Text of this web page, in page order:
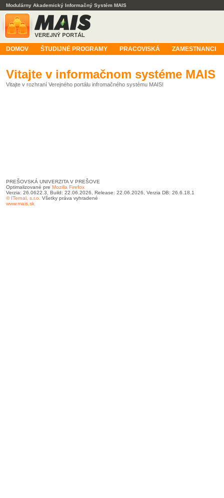
Modulárny Akademický Informačný Systém MAIS
DOMOV ŠTUDIJNÉ PROGRAMY PRACOVISKÁ ZAMESTNANCI
Vitajte v informačnom systéme MAIS
Vitajte v rozhraní Verejného portálu infromačného systému MAIS!
PREŠOVSKÁ UNIVERZITA V PREŠOVE
Optimalizované pre Mozilla Firefox
Verzia: 26.0622.3, Build: 22.06.2026, Release: 22.06.2026, Verzia DB: 26.6.18.1
© ITernal, s.r.o. Všetky práva vyhradené
www.mais.sk